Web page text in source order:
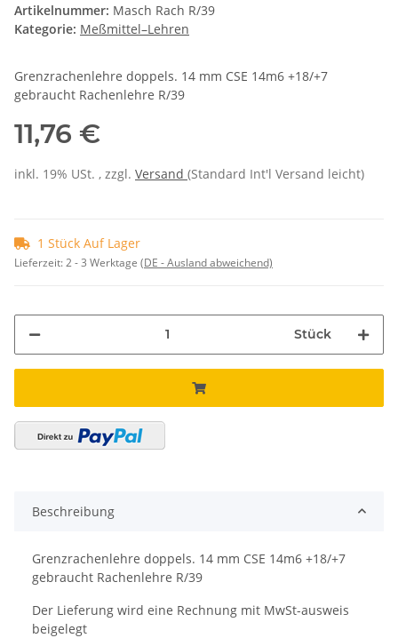
Artikelnummer: Masch Rach R/39
Kategorie: Meßmittel–Lehren
Grenzrachenlehre doppels. 14 mm CSE 14m6 +18/+7
gebraucht Rachenlehre R/39
11,76 €
inkl. 19% USt. , zzgl. Versand (Standard Int'l Versand leicht)
1 Stück Auf Lager
Lieferzeit:2 - 3 Werktage (DE - Ausland abweichend)
Stück
Beschreibung
Grenzrachenlehre doppels. 14 mm CSE 14m6 +18/+7
gebraucht Rachenlehre R/39
Der Lieferung wird eine Rechnung mit MwSt-ausweis
beigelegt